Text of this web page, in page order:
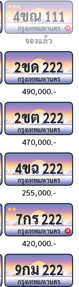
14
4ขณ111
กรุงเทพมหานคร
จองแล้ว
2ขด222
กรุงเทพมหานคร
490,000.-
2ขต222
กรุงเทพมหานคร
470,000.-
4ขฉ222
กรุงเทพมหานคร
255,000.-
18
7กร222
กรุงเทพมหานคร
420,000.-
9กม222
กรุงเทพมหานคร